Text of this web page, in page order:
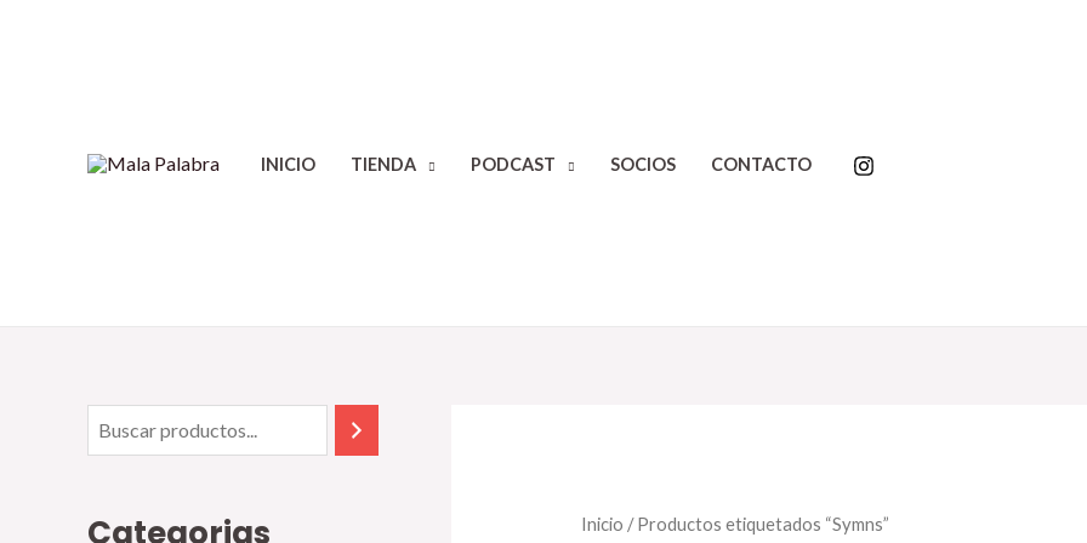
INICIO TIENDA PODCAST SOCIOS CONTACTO
Categorias Inicio / Productos etiquetados “Symns”